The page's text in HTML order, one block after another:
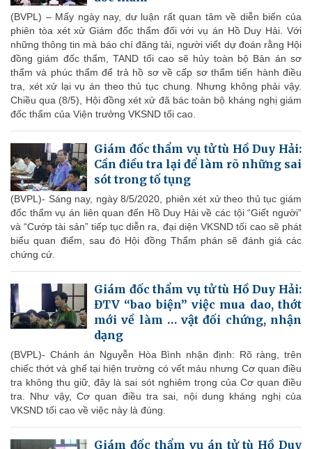
(BVPL) – Mấy ngày nay, dư luận rất quan tâm về diễn biến của
phiên tòa xét xử Giám đốc thẩm đối với vụ án Hồ Duy Hải. Với
những thông tin mà báo chí đăng tải, người viết dự đoán rằng Hội
đồng giám đốc thẩm, TAND tối cao sẽ hủy toàn bộ Bản án sơ
thẩm và phúc thẩm để trả hồ sơ về cấp sơ thẩm tiến hành điều
tra, xét xử lại vụ án theo thủ tục chung. Nhưng không phải vậy.
Chiều qua (8/5), Hội đồng xét xử đã bác toàn bộ kháng nghị giám
đốc thẩm của Viện trưởng VKSND tối cao.
Giám đốc thẩm vụ tử tù Hồ Duy Hải:
Cần điều tra lại để làm rõ những sai
sót trong tố tụng
(BVPL)- Sáng nay, ngày 8/5/2020, phiên xét xử theo thủ tục giám
đốc thẩm vụ án liên quan đến Hồ Duy Hải về các tội “Giết người”
và “Cướp tài sản” tiếp tục diễn ra, đại diện VKSND tối cao sẽ phát
biểu quan điểm, sau đó Hội đồng Thẩm phán sẽ đánh giá các
chứng cứ.
Giám đốc thẩm vụ tử tù Hồ Duy Hải:
ĐTV “bao biện” việc mua dao, thớt
mới về làm … vật đối chứng, nhận
dạng
(BVPL)- Chánh án Nguyễn Hòa Bình nhận định: Rõ ràng, trên
chiếc thớt và ghế tại hiện trường có vết máu nhưng Cơ quan điều
tra không thu giữ, đây là sai sót nghiêm trọng của Cơ quan điều
tra. Như vậy, Cơ quan điều tra sai, nội dung kháng nghị của
VKSND tối cao về việc này là đúng.
Giám đốc thẩm vụ án tử tù Hồ Duy